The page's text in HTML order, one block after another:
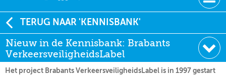
NIEUWS
BIJEENKOMSTEN
KENNISBANK
TERUG NAAR 'KENNISBANK'
Nieuw in de Kennisbank: Brabants
VerkeersveiligheidsLabel
Soort:
Nieuws Fietsberaad
Datum:
21-02-2005
Het project Brabants VerkeersveiligheidsLabel is in 1997 gestart